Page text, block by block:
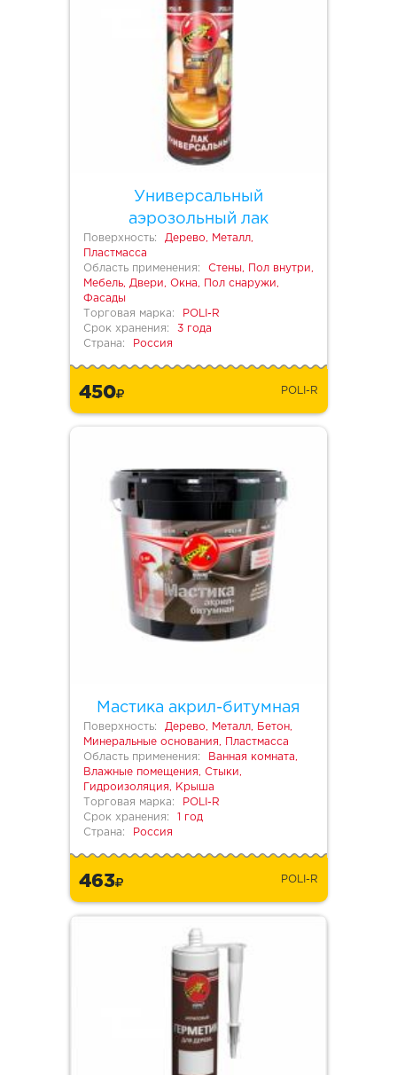
Универсальный
аэрозольный лак
Поверхность:
Дерево, Металл,
Пластмасса
Область применения:
Стены, Пол внутри,
Мебель, Двери, Окна, Пол снаружи,
Фасады
Торговая марка:
POLI-R
Срок хранения:
3 года
Страна:
Россия
450 POLI-R
Мастика акрил-битумная
Поверхность:
Дерево, Металл, Бетон,
Минеральные основания, Пластмасса
Область применения:
Ванная комната,
Влажные помещения, Стыки,
Гидроизоляция, Крыша
Торговая марка:
POLI-R
Срок хранения:
1 год
Страна:
Россия
463 POLI-R